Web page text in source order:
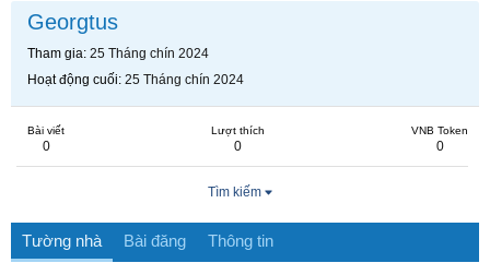
Georgtus
Tham gia 25 Tháng chín 2024
Hoạt động cuối 25 Tháng chín 2024
Bài viết
0
Lượt thích
0
VNB Token
0
Tìm kiếm
Tường nhà Bài đăng Thông tin